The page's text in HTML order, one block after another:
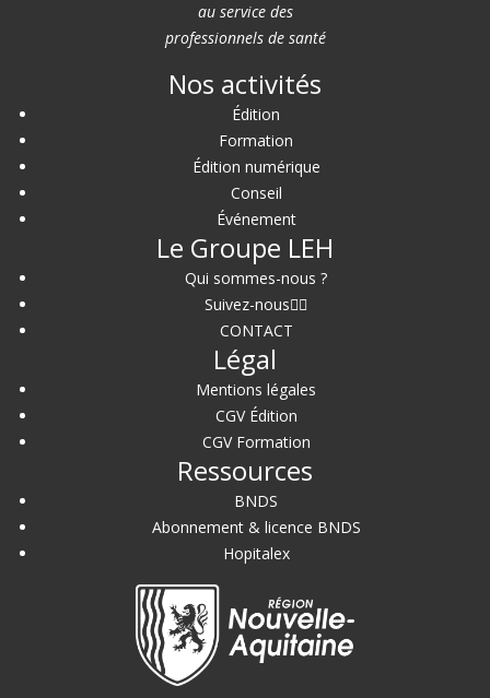
au service des
professionnels de santé
Nos activités
Édition
Formation
Édition numérique
Conseil
Événement
Le Groupe LEH
Qui sommes-nous ?
Suivez-nous
CONTACT
Légal
Mentions légales
CGV Édition
CGV Formation
Ressources
BNDS
Abonnement & licence BNDS
Hopitalex